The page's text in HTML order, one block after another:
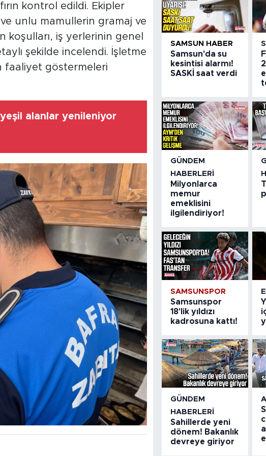
kontrol edildi. Ekipler
unlu mamullerin gramaj ve
iş yerlerinin genel
şekilde incelendi. İşletme
faaliyet göstermeleri
alanlar yenileniyor
SAMSUN HABER
Samsun'da su
kesintisi alarmı!
SASKİ saat verdi
GÜNDEM
HABERLERI
Milyonlarca
memur
emeklisini
ilgilendiriyor!
SAMSUNSPOR
Samsunspor
18'lik yıldızı
kadrosuna kattı!
GÜNDEM
HABERLERI
Sahillerde yeni
dönem! Bakanlık
devreye giriyor